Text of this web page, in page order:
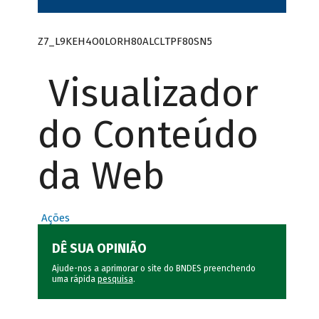
Z7_L9KEH4O0LORH80ALCLTPF80SN5
Visualizador
do Conteúdo
da Web
Ações
DÊ SUA OPINIÃO
Ajude-nos a aprimorar o site do BNDES preenchendo
uma rápida pesquisa.